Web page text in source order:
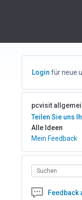
Login für neue
pcvisit
Kategorien
Teilen Sie uns
Alle Ideen
Mein Feedback
Suchen
Feedback